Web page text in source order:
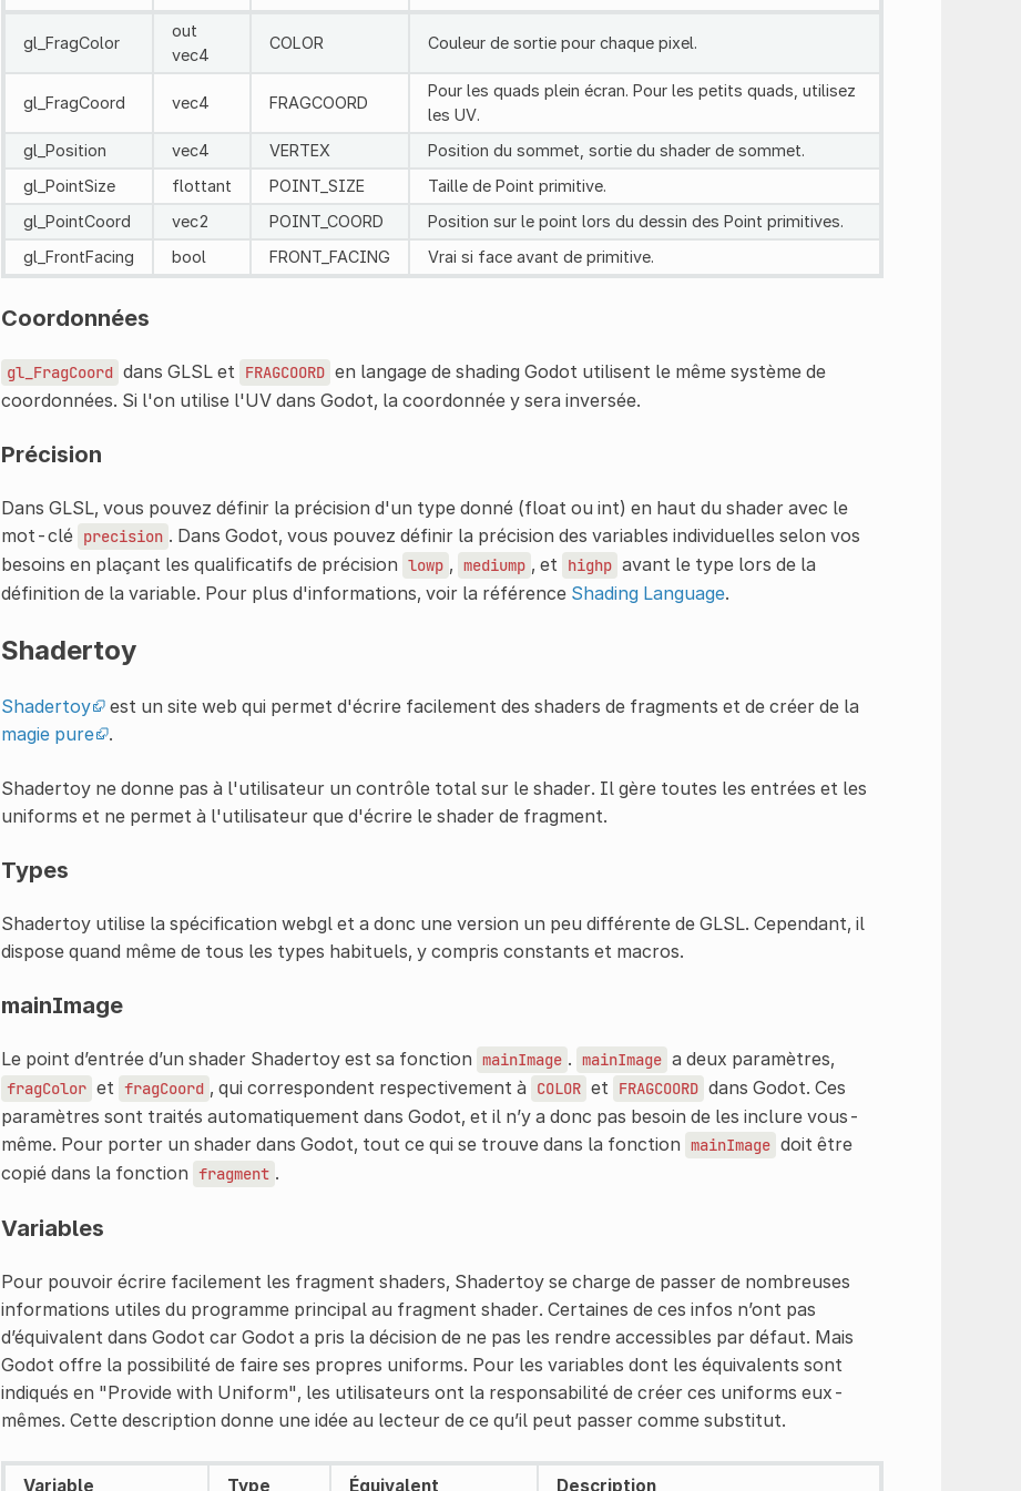
gl_FragColor
out
vec4
COLOR Couleur de sortie pour chaque pixel.
gl_FragCoord vec4 FRAGCOORD
Pour les quads plein écran. Pour les petits quads, utilisez
les UV.
gl_Position
vec4 VERTEX
Position du sommet, sortie du shader de sommet.
gl_PointSize
flottant POINT_SIZE
Taille de Point primitive.
gl_PointCoord
vec2 POINT_COORD
Position sur le point lors du dessin des Point primitives.
gl_FrontFacing
bool FRONT_FACING Vrai si face avant de primitive.
Coordonnées
gl_FragCoord dans GLSL et FRAGCOORD en langage de shading Godot utilisent le même système de
coordonnées. Si l'on utilise l'UV dans Godot, la coordonnée y sera inversée.
Précision
Dans GLSL, vous pouvez définir la précision d'un type donné (float ou int) en haut du shader avec le
mot-clé precision . Dans Godot, vous pouvez définir la précision des variables individuelles selon vos
besoins en plaçant les qualificatifs de précision lowp , mediump , et highp avant le type lors de la
définition de la variable. Pour plus d'informations, voir la référence Shading Language.
Shadertoy
Shadertoy
est un site web qui permet d'écrire facilement des shaders de fragments et de créer de la
magie pure
.
Shadertoy ne donne pas à l'utilisateur un contrôle total sur le shader. Il gère toutes les entrées et les
uniforms et ne permet à l'utilisateur que d'écrire le shader de fragment.
Types
Shadertoy utilise la spécification webgl et a donc une version un peu différente de GLSL. Cependant, il
dispose quand même de tous les types habituels, y compris constants et macros.
mainImage
Le point d’entrée d’un shader Shadertoy est sa fonction mainImage . mainImage a deux paramètres,
fragColor et fragCoord , qui correspondent respectivement à COLOR et FRAGCOORD dans Godot. Ces
paramètres sont traités automatiquement dans Godot, et il n’y a donc pas besoin de les inclure vous-
même. Pour porter un shader dans Godot, tout ce qui se trouve dans la fonction mainImage doit être
copié dans la fonction fragment .
Variables
Pour pouvoir écrire facilement les fragment shaders, Shadertoy se charge de passer de nombreuses
informations utiles du programme principal au fragment shader. Certaines de ces infos n’ont pas
d’équivalent dans Godot car Godot a pris la décision de ne pas les rendre accessibles par défaut. Mais
Godot offre la possibilité de faire ses propres uniforms. Pour les variables dont les équivalents sont
indiqués en "Provide with Uniform", les utilisateurs ont la responsabilité de créer ces uniforms eux-
mêmes. Cette description donne une idée au lecteur de ce qu’il peut passer comme substitut.
Variable Type Équivalent Description